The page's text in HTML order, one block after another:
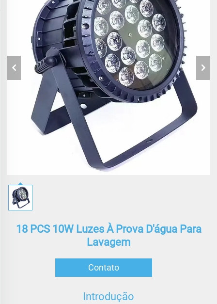
18 PCS 10W Luzes À Prova D'água Para
Lavagem
Contato
Introdução